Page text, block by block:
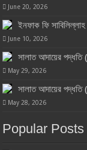
June 20, 2026
ইনফাক ফি সাবিলিল্লাহ
June 10, 2026
সালাত আদায়ের পদ্ধতি
May 29, 2026
সালাত আদায়ের পদ্ধতি
May 28, 2026
Popular Posts